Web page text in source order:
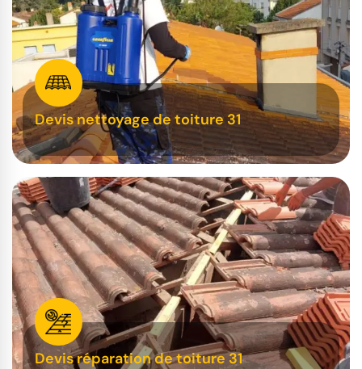
Devis nettoyage de toiture 31
Devis réparation de toiture 31